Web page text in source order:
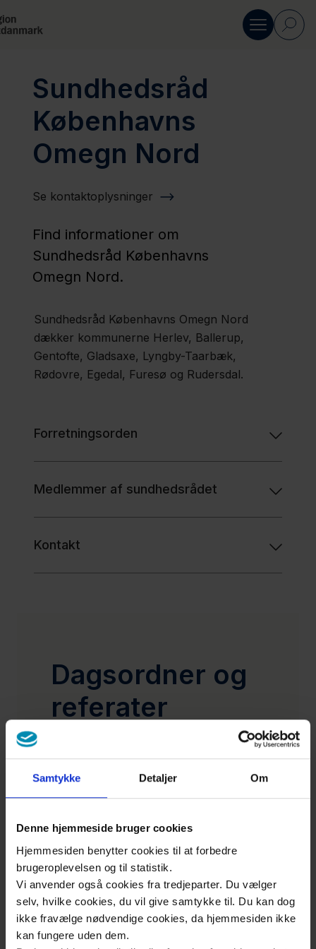
Samtykke Detaljer Om
Denne hjemmeside bruger cookies
Hjemmesiden benytter cookies til at forbedre
brugeroplevelsen og til statistik.
Vi anvender også cookies fra tredjeparter. Du vælger
selv, hvilke cookies, du vil give samtykke til. Du kan dog
ikke fravælge nødvendige cookies, da hjemmesiden ikke
kan fungere uden dem.
Sundhedsrådene
Sundhedsråd
Hovedstaden
Sundhedsråd
Københavns
Omegn Nord
Nordsjælland
Sundhedsråd
Sundhedsråd
Østsjælland
Midt- og
Presse
Sjælland
Region
Hovedstaden
Sundhedsråd
Københavns
Omegn Nord
Se kontaktoplysninger
Find informationer om
Sundhedsråd Københavns
Omegn Nord.
Sundhedsråd Københavns Omegn Nord
dækker kommunerne Herlev, Ballerup,
Gentofte, Gladsaxe, Lyngby-Taarbæk,
Rødovre, Egedal, Furesø og Rudersdal.
Forretningsorden
Medlemmer af sundhedsrådet
Kontakt
Dagsordner og
referater
referater (dagsorden.regionoest.dk)